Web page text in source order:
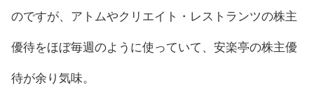
のですが、アトムやクリエイト・レストランツの株主
優待をほぼ毎週のように使っていて、安楽亭の株主優
待が余り気味。